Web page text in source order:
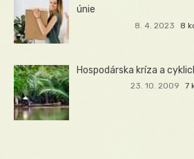
únie
8. 4. 2023 8
Hospodárska kríza a
23. 10. 2009 7